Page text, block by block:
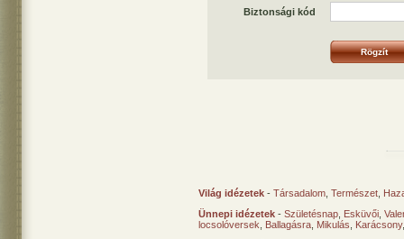
Biztonsági kód
Világ idézetek - Társadalom Természet
Ünnepi idézetek - Születésnap Esküvői
locsolóversek
Ballagásra Mikulás Karácsony